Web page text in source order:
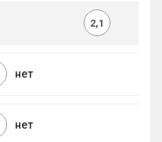
2,1
нет
нет